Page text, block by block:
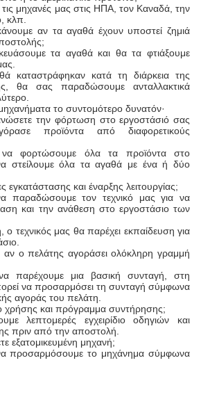
μηχανές μας στις ΗΠΑ, τον Καναδά, την
κλπ.
αν τα αγαθά έχουν υποστεί ζημιά
τα αγαθά και θα τα φτιάξουμε
καταστράφηκαν κατά τη διάρκεια της
θα σας παραδώσουμε ανταλλακτικά
το συντομότερο δυνατόν·
την φόρτωση στο εργοστάσιό σας
προϊόντα από διαφορετικούς
φορτώσουμε όλα τα προϊόντα στο
στείλουμε όλα τα αγαθά με ένα ή δύο
εγκατάστασης και έναρξης λειτουργίας;
παραδώσουμε τον τεχνικό μας για να
και την ανάθεση στο εργοστάσιο των
τεχνικός μας θα παρέχει εκπαίδευση για
αν ο πελάτης αγοράσει ολόκληρη γραμμή
παρέχουμε μια βασική συνταγή, στη
να προσαρμόσει τη συνταγή σύμφωνα
αγοράς του πελάτη.
χρήσης και πρόγραμμα συντήρησης;
λεπτομερές εγχειρίδιο οδηγιών και
πριν από την αποστολή.
εξατομικευμένη μηχανή;
προσαρμόσουμε το μηχάνημα σύμφωνα